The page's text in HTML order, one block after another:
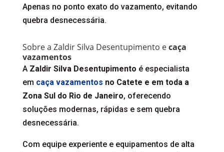
Apenas no ponto exato do vazamento, evitando
quebra desnecessária.
Sobre a Zaldir Silva Desentupimento ecaça
vazamentos
A Zaldir Silva Desentupimento é especialista
em caça vazamentos no Catete e em toda a
Zona Sul do Rio de Janeiro, oferecendo
soluções modernas, rápidas e sem quebra
desnecessária.
Com equipe experiente e equipamentos de alta